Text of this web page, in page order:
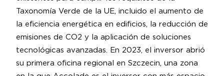
Taxonomía Verde de la UE, incluido el aumento de
la eficiencia energética en edificios, la reducción de
emisiones de CO2 y la aplicación de soluciones
tecnológicas avanzadas. En 2023, el inversor abrió
su primera oficina regional en Szczecin, una zona